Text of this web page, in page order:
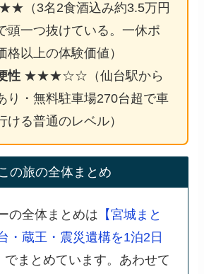
3名2食酒込み約3.5万円
頭一つ抜けている。一休ポ
格以上の体験価値）
性 ★★★☆☆（仙台駅から
り・無料駐車場270台超で車
ける普通のレベル）
の旅の全体まとめ
の全体まとめは 【宮城まと
・蔵王・震災遺構を1泊2日
でまとめています。あわせて